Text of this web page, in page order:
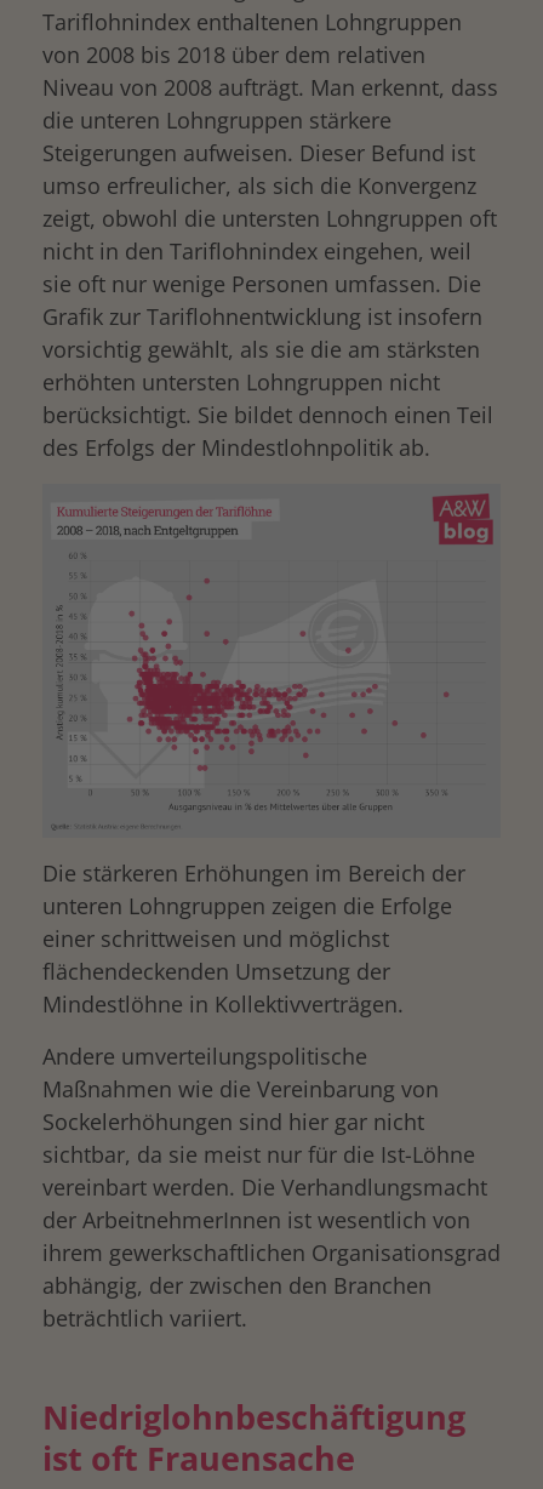
Tariflohnindex enthaltenen Lohngruppen
von 2008 bis 2018 über dem relativen
Niveau von 2008 aufträgt. Man erkennt, dass
die unteren Lohngruppen stärkere
Steigerungen aufweisen. Dieser Befund ist
umso erfreulicher, als sich die Konvergenz
zeigt, obwohl die untersten Lohngruppen oft
nicht in den Tariflohnindex eingehen, weil
sie oft nur wenige Personen umfassen. Die
Grafik zur Tariflohnentwicklung ist insofern
vorsichtig gewählt, als sie die am stärksten
erhöhten untersten Lohngruppen nicht
berücksichtigt. Sie bildet dennoch einen Teil
des Erfolgs der Mindestlohnpolitik ab.
Die stärkeren Erhöhungen im Bereich der
unteren Lohngruppen zeigen die Erfolge
einer schrittweisen und möglichst
flächendeckenden Umsetzung der
Mindestlöhne in Kollektivverträgen.
Andere umverteilungspolitische
Maßnahmen wie die Vereinbarung von
Sockelerhöhungen sind hier gar nicht
sichtbar, da sie meist nur für die Ist-Löhne
vereinbart werden. Die Verhandlungsmacht
der ArbeitnehmerInnen ist wesentlich von
ihrem gewerkschaftlichen Organisationsgrad
abhängig, der zwischen den Branchen
beträchtlich variiert.
Niedriglohnbeschäftigung
ist oft Frauensache